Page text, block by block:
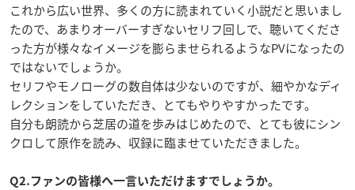
これから広い世界、多くの方に読まれていく小説だと思いまし
たので、あまりオーバーすぎないセリフ回しで、聴いてくださ
った方が様々なイメージを膨らませられるようなPVになったの
ではないでしょうか。
セリフやモノローグの数自体は少ないのですが、細やかなディ
レクションをしていただき、とてもやりやすかったです。
自分も朗読から芝居の道を歩みはじめたので、とても彼にシン
クロして原作を読み、収録に臨ませていただきました。
Q2.ファンの皆様へ一言いただけますでしょうか。